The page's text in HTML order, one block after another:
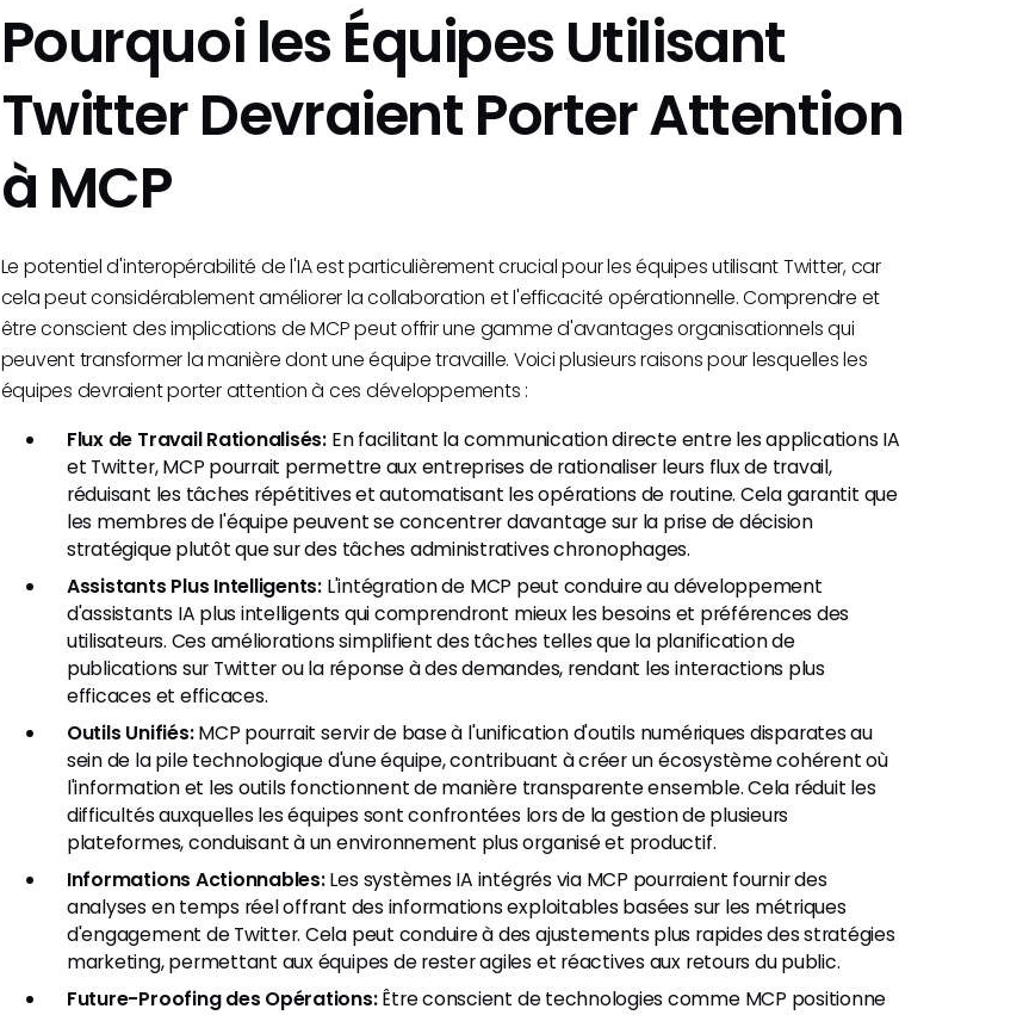
Pourquoi les Équipes Utilisant
Twitter Devraient Porter Attention
à MCP
Le potentiel d'interopérabilité de l'IA est particulièrement crucial pour les équipes utilisant Twitter, car
cela peut considérablement améliorer la collaboration et l'efficacité opérationnelle. Comprendre et
être conscient des implications de MCP peut offrir une gamme d'avantages organisationnels qui
peuvent transformer la manière dont une équipe travaille. Voici plusieurs raisons pour lesquelles les
équipes devraient porter attention à ces développements :
Flux de Travail Rationalisés: En facilitant la communication directe entre les applications IA
et Twitter, MCP pourrait permettre aux entreprises de rationaliser leurs flux de travail,
réduisant les tâches répétitives et automatisant les opérations de routine. Cela garantit que
les membres de l'équipe peuvent se concentrer davantage sur la prise de décision
stratégique plutôt que sur des tâches administratives chronophages.
Assistants Plus Intelligents: L'intégration de MCP peut conduire au développement
d'assistants IA plus intelligents qui comprendront mieux les besoins et préférences des
utilisateurs. Ces améliorations simplifient des tâches telles que la planification de
publications sur Twitter ou la réponse à des demandes, rendant les interactions plus
efficaces et efficaces.
Outils Unifiés:MCP pourrait servir de base à l'unification d'outils numériques disparates au
sein de la pile technologique d'une équipe, contribuant à créer un écosystème cohérent où
l'information et les outils fonctionnent de manière transparente ensemble. Cela réduit les
difficultés auxquelles les équipes sont confrontées lors de la gestion de plusieurs
plateformes, conduisant à un environnement plus organisé et productif.
Informations Actionnables:Les systèmes IA intégrés via MCP pourraient fournir des
analyses en temps réel offrant des informations exploitables basées sur les métriques
d'engagement de Twitter. Cela peut conduire à des ajustements plus rapides des stratégies
marketing, permettant aux équipes de rester agiles et réactives aux retours du public.
Future-Proofing des Opérations:Être conscient de technologies comme MCP positionne